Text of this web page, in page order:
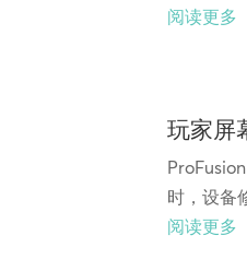
阅读更多
玩家屏
时，设备
阅读更多